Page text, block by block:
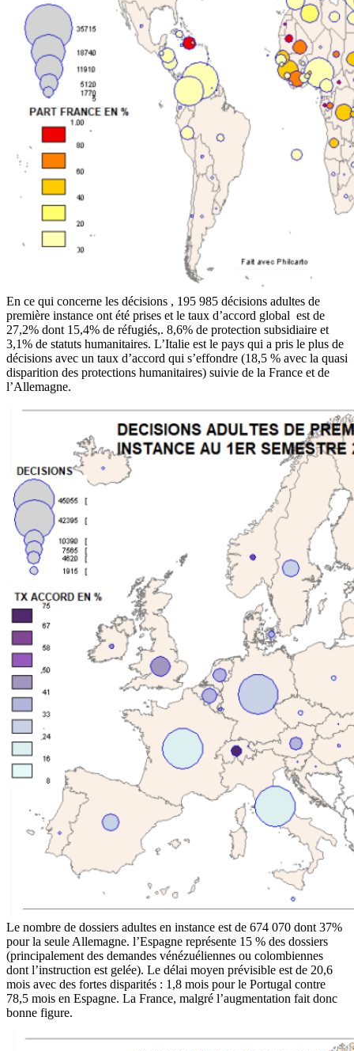
En ce qui concerne les décisions , 195 985 décisions adultes de
première instance ont été prises et le taux d’accord global est de
27,2% dont 15,4% de réfugiés,. 8,6% de protection subsidiaire et
3,1% de statuts humanitaires. L’Italie est le pays qui a pris le plus de
décisions avec un taux d’accord qui s’effondre (18,5 % avec la quasi
disparition des protections humanitaires) suivie de la France et de
l’Allemagne.
Le nombre de dossiers adultes en instance est de 674 070 dont 37%
pour la seule Allemagne. l’Espagne représente 15 % des dossiers
(principalement des demandes vénézuéliennes ou colombiennes
dont l’instruction est gelée). Le délai moyen prévisible est de 20,6
mois avec des fortes disparités : 1,8 mois pour le Portugal contre
78,5 mois en Espagne. La France, malgré l’augmentation fait donc
bonne figure.